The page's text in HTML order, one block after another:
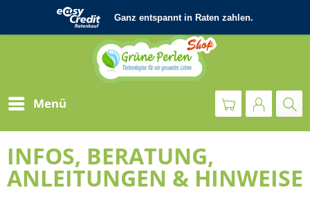
Menü
INFOS, BERATUNG,
ANLEITUNGEN & HINWEISE